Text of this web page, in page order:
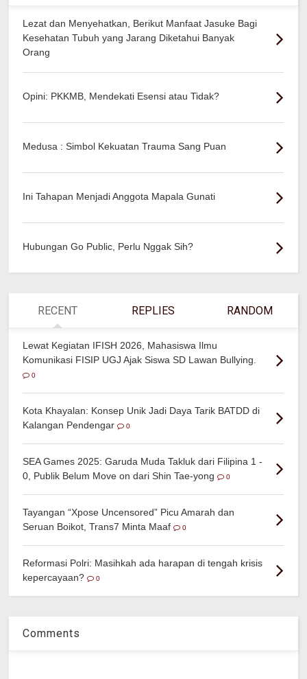
Lezat dan Menyehatkan, Berikut Manfaat Jasuke Bagi
Kesehatan Tubuh yang Jarang Diketahui Banyak
Orang
Opini: PKKMB, Mendekati Esensi atau Tidak?
Medusa : Simbol Kekuatan Trauma Sang Puan
Ini Tahapan Menjadi Anggota Mapala Gunati
Hubungan Go Public, Perlu Nggak Sih?
RECENT REPLIES RANDOM
Lewat Kegiatan IFISH 2026, Mahasiswa Ilmu
Komunikasi FISIP UGJ Ajak Siswa SD Lawan Bullying.
0
Kota Khayalan: Konsep Unik Jadi Daya Tarik BATDD di
Kalangan Pendengar
0
SEA Games 2025: Garuda Muda Takluk dari Filipina 1 -
0, Publik Belum Move on dari Shin Tae-yong
0
Tayangan “Xpose Uncensored” Picu Amarah dan
Seruan Boikot, Trans7 Minta Maaf
0
Reformasi Polri: Masihkah ada harapan di tengah krisis
kepercayaan?
0
Comments